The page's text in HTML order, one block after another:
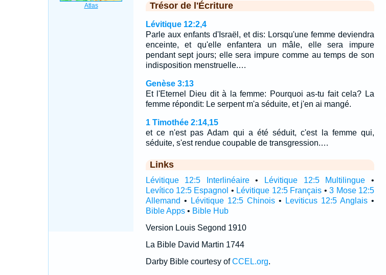
Trésor de l'Écriture
Lévitique 12:2,4
Parle aux enfants d'Israël, et dis: Lorsqu'une femme deviendra
enceinte, et qu'elle enfantera un mâle, elle sera impure
pendant sept jours; elle sera impure comme au temps de son
indisposition menstruelle.…
Genèse 3:13
Et l'Eternel Dieu dit à la femme: Pourquoi as-tu fait cela? La
femme répondit: Le serpent m'a séduite, et j'en ai mangé.
1 Timothée 2:14,15
et ce n'est pas Adam qui a été séduit, c'est la femme qui,
séduite, s'est rendue coupable de transgression.…
Links
Lévitique 12:5 Interlinéaire• Lévitique 12:5 Multilingue •
Levítico 12:5 Espagnol • Lévitique 12:5 Français •3 Mose 12:5
Allemand • Lévitique 12:5 Chinois• Leviticus 12:5 Anglais•
Bible Apps• Bible Hub
Version Louis Segond 1910
La Bible David Martin 1744
Darby Bible courtesy ofCCEL.org.